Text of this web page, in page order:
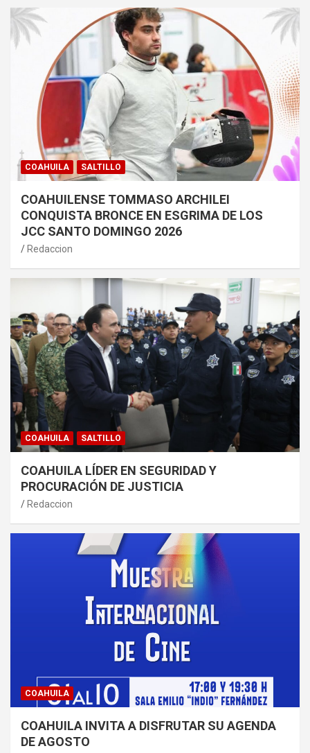
COAHUILA SALTILLO
COAHUILENSE TOMMASO ARCHILEI
CONQUISTA BRONCE EN ESGRIMA DE LOS
JCC SANTO DOMINGO 2026
Redaccion
COAHUILA SALTILLO
COAHUILA LÍDER EN SEGURIDAD Y
PROCURACIÓN DE JUSTICIA
Redaccion
COAHUILA
COAHUILA INVITA A DISFRUTAR SU AGENDA
DE AGOSTO